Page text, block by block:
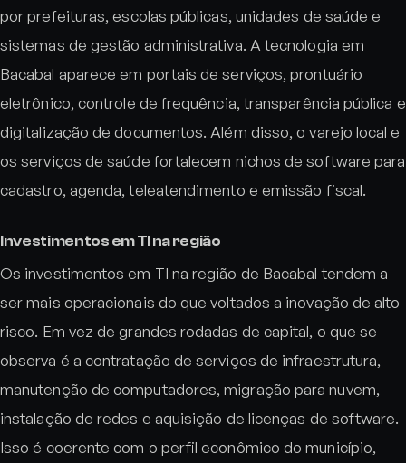
por prefeituras, escolas públicas, unidades de saúde e
sistemas de gestão administrativa. A tecnologia em
Bacabal aparece em portais de serviços, prontuário
eletrônico, controle de frequência, transparência pública e
digitalização de documentos. Além disso, o varejo local e
os serviços de saúde fortalecem nichos de software para
cadastro, agenda, teleatendimento e emissão fiscal.
Investimentos em TI na região
Os investimentos em TI na região de Bacabal tendem a
ser mais operacionais do que voltados a inovação de alto
risco. Em vez de grandes rodadas de capital, o que se
observa é a contratação de serviços de infraestrutura,
manutenção de computadores, migração para nuvem,
instalação de redes e aquisição de licenças de software.
Isso é coerente com o perfil econômico do município,